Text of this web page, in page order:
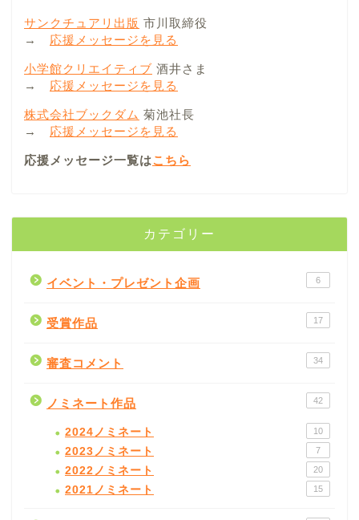
サンクチュアリ出版 市川取締役
→ 応援メッセージを見る
小学館クリエイティブ 酒井さま
→ 応援メッセージを見る
株式会社ブックダム 菊池社長
→ 応援メッセージを見る
応援メッセージ一覧はこちら
カテゴリー
イベント・プレゼント企画 6
受賞作品 17
審査コメント 34
ノミネート作品 42
2024ノミネート 10
2023ノミネート 7
2022ノミネート 20
2021ノミネート 15